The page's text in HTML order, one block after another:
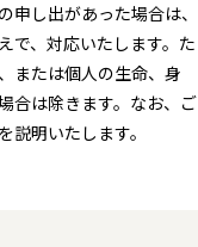
し出があった場合は、
で、対応いたします。た
または個人の生命、身
合は除きます。なお、ご
明いたします。